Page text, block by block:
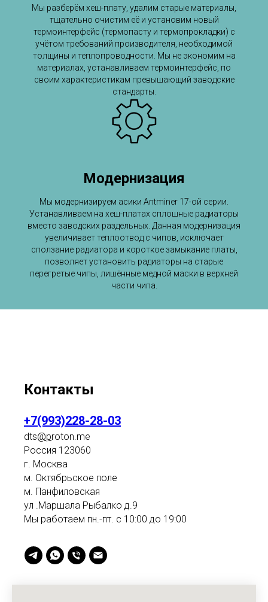
Мы разберём хеш-плату, удалим старые материалы,
тщательно очистим её и установим новый
термоинтерфейс (термопасту и термопрокладки) с
учётом требований производителя, необходимой
толщины и теплопроводности. Мы не экономим на
материалах, устанавливаем термоинтерфейс, по
своим характеристикам превышающий заводские
стандарты.
Модернизация
Мы модернизируем асики Antminer 17-ой серии.
Устанавливаем на хеш-платах сплошные радиаторы
вместо заводских раздельных. Данная модернизация
увеличивает теплоотвод с чипов, исключает
сползание радиатора и короткое замыкание платы,
позволяет установить радиаторы на старые
перегретые чипы, лишённые медной маски в верхней
части чипа.
Контакты
+7(993)228-28-03
dts@proton.me
Россия 123060
г. Москва
м. Октябрьское поле
м. Панфиловская
ул .Маршала Рыбалко д.9
Мы работаем пн.-пт. с 10:00 до 19:00